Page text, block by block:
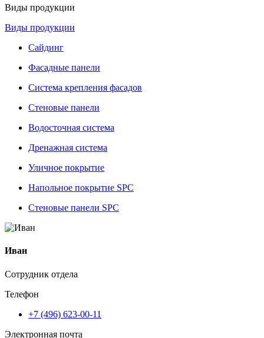
Виды продукции
Виды продукции
Сайдинг
Фасадные панели
Система крепления фасадов
Стеновые панели
Водосточная система
Дренажная система
Уличное покрытие
Напольное покрытие SPC
Стеновые панели SPC
Иван
Сотрудник отдела
Телефон
+7 (496) 623-00-11
Электронная почта